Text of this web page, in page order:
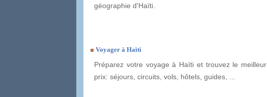
géographie d'Haïti.
Voyager à Haïti
Préparez votre voyage à Haïti et trouvez le meilleur
prix: séjours, circuits, vols, hôtels, guides, ...